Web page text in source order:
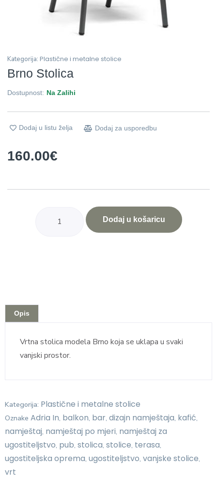
Kategorija: Plastične i metalne stolice
Brno Stolica
Dostupnost: Na Zalihi
Dodaj u listu želja Dodaj za usporedbu
160.00€
Dodaj u košaricu
Opis
Vrtna stolica modela Brno koja se uklapa u svaki
vanjski prostor.
Kategorija: Plastične i metalne stolice
Oznake Adria In, balkon, bar, dizajn namještaja, kafić,
namještaj, namještaj po mjeri, namještaj za
ugostiteljstvo, pub, stolica, stolice, terasa,
ugostiteljska oprema, ugostiteljstvo, vanjske stolice,
vrt